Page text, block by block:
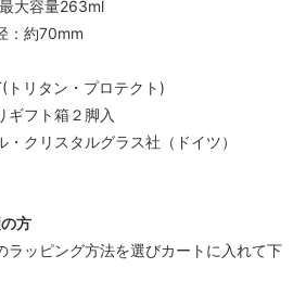
大容量263ml
：約70mm
トリタン・プロテクト)
ギフト箱２脚入
・クリスタルグラス社（ドイツ）
方
ラッピング方法を選びカートに入れて下